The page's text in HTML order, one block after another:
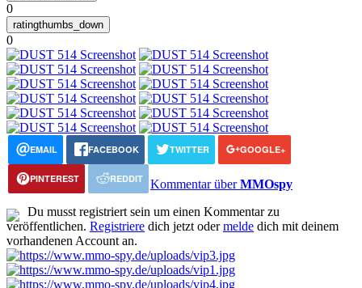
0
0
EMAIL FACEBOOK TWITTER GOOGLE+
PINTEREST REDDIT Kommentar überMMOspy
Du musst registriert sein um einen Kommentar zu
veröffentlichen. Registriere dich jetzt odermelde dich mit deinem
vorhandenen Account an.